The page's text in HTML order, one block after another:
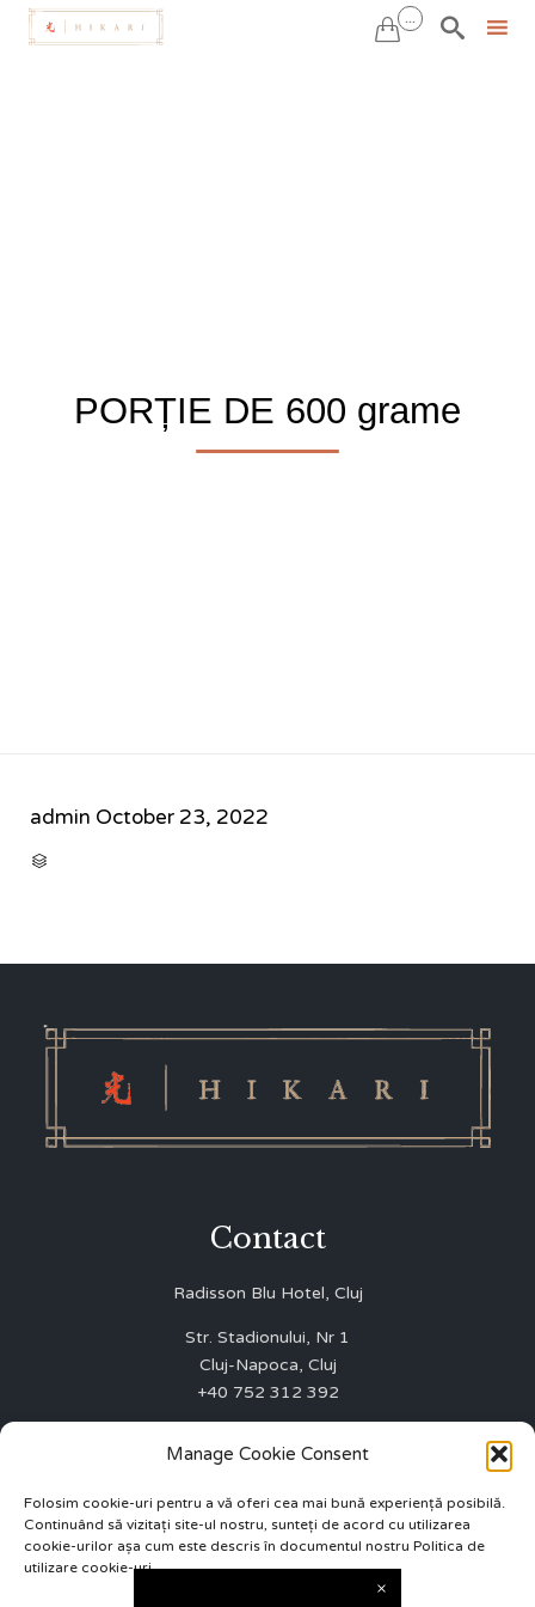
Manage Cookie Consent
Folosim cookie-uri pentru a vă oferi cea mai bună experiență posibilă.
Continuând să vizitați site-ul nostru, sunteți de acord cu utilizarea
cookie-urilor așa cum este descris în documentul nostru Politica de
utilizare cookie-uri
 ... 
PORȚIE DE 600 grame
admin October 23, 2022

Contact
Radisson Blu Hotel, Cluj
Str. Stadionului, Nr 1
Cluj-Napoca, Cluj
+40 752 312 392
J12/3003/01.10.2015
CUI 35075642
ANPC 0219551